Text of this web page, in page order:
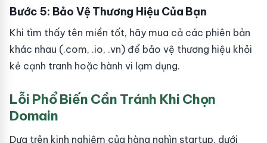
Bước 5: Bảo Vệ Thương Hiệu Của Bạn
Khi tìm thấy tên miền tốt, hãy mua cả các phiên bản
khác nhau (.com, .io, .vn) để bảo vệ thương hiệu khỏi
kẻ cạnh tranh hoặc hành vi lạm dụng.
Lỗi Phổ Biến Cần Tránh Khi Chọn
Domain
Dựa trên kinh nghiệm của hàng nghìn startup, dưới